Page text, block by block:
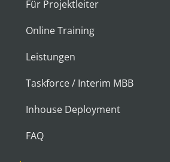
Für Projektleiter
Online Training
Leistungen
Taskforce / Interim MBB
Inhouse Deployment
FAQ